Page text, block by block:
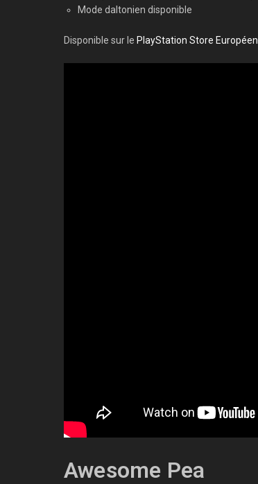
Mode daltonien disponible
Disponible sur le PlayStation Store Européen
Awesome Pea